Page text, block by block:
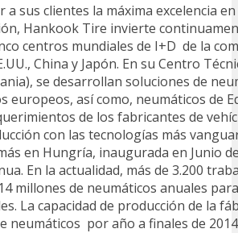
a sus clientes la máxima excelencia
Hankook Tire invierte
centros mundiales de I+D de la
China y Japón. En su Centro
se desarrollan soluciones de
europeos, así como, neumáticos de
de los fabricantes de
con las tecnologías más
en Hungría, inaugurada en Junio
En la actualidad, más de 3.200
millones de neumáticos anuales
La capacidad de producción de la
neumáticos por año a finales de